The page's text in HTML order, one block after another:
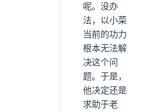
呢。没办
法，以小菜
当前的功力
根本无法解
决这个问
题。于是，
他决定还是
求助于老